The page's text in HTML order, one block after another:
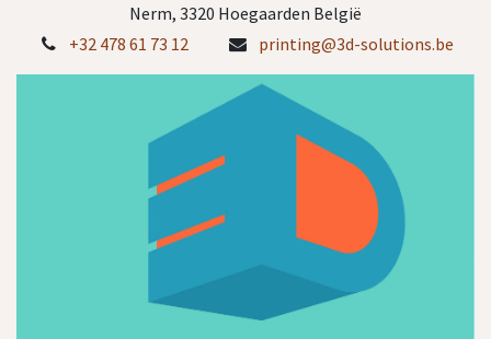
Nerm, 3320 Hoegaarden België
+32 478 61 73 12
printing@3d-solutions.be